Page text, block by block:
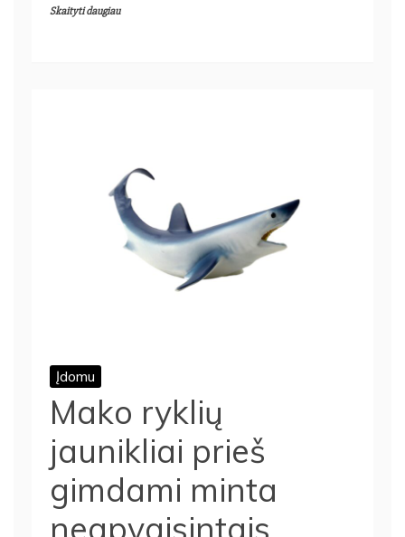
Skaityti daugiau
Įdomu
Mako ryklių
jaunikliai prieš
gimdami minta
neapvaisintais